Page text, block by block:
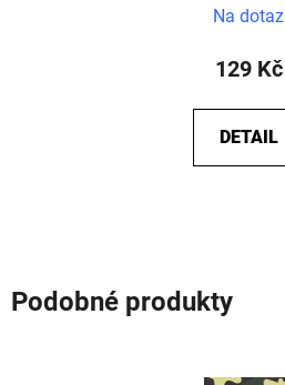
Na dotaz
129 Kč
DETAIL
Podobné produkty